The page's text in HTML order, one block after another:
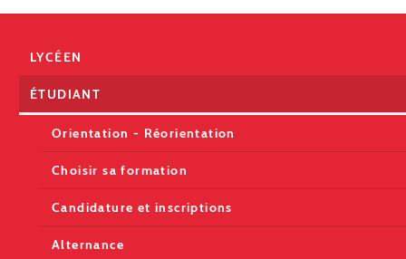
LYCÉEN
ÉTUDIANT
Orientation - Réorientation
Choisir sa formation
Candidature et inscriptions
Alternance